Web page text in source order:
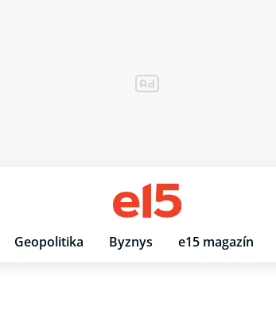
Geopolitika Byznys e15 magazín